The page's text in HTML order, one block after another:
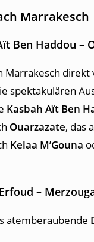
Marrakesch
Ben Haddou –
Marrakesch
spektakulären
Kasbah Aït Ben
Ouarzazate, das
Kelaa M’Gouna
–
atemberaubende